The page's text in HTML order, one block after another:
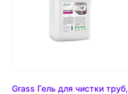
Grass Гель для чистки труб,